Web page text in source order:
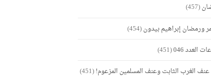
(457)
ورمضان إبراهيم بيدون(454)
العدد 046
(451)
الغرب الثابت وعنف المسلمين المزعوم!(451)